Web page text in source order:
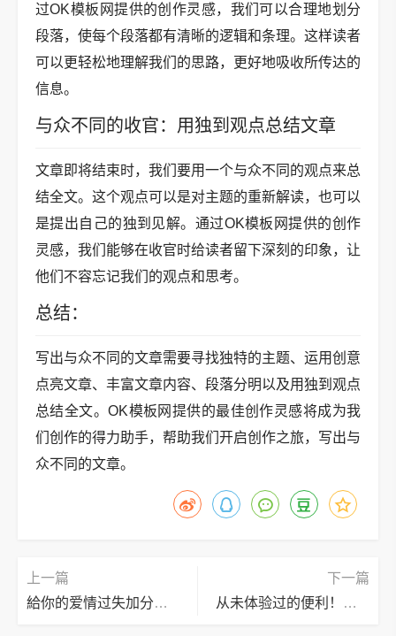
过OK模板网提供的创作灵感，我们可以合理地划分
段落，使每个段落都有清晰的逻辑和条理。这样读者
可以更轻松地理解我们的思路，更好地吸收所传达的
信息。
与众不同的收官：用独到观点总结文章
文章即将结束时，我们要用一个与众不同的观点来总
结全文。这个观点可以是对主题的重新解读，也可以
是提出自己的独到见解。通过OK模板网提供的创作
灵感，我们能够在收官时给读者留下深刻的印象，让
他们不容忘记我们的观点和思考。
总结：
写出与众不同的文章需要寻找独特的主题、运用创意
点亮文章、丰富文章内容、段落分明以及用独到观点
总结全文。OK模板网提供的最佳创作灵感将成为我
们创作的得力助手，帮助我们开启创作之旅，写出与
众不同的文章。
上一篇
給你的爱情过失加分，ok模板网来教你如何挽救
下一篇
从未体验过的便利！这个模板网站刷新你对网购的定义